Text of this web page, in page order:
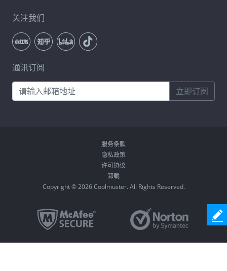
关注我们
通讯订阅
立即订阅
服务条款
隐私政策
许可协议
卸载
Copyright © 2026 Coolmuster. All Rights Reserved.